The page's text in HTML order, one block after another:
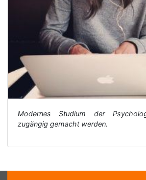
Modernes Studium der
zugängig gemacht werden.